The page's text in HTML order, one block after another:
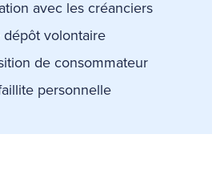
avec les créanciers
dépôt volontaire
de consommateur
personnelle